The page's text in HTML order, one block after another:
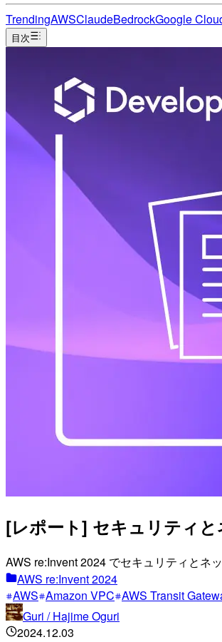
TrendingAWSClaudeBedrockGoogle
目次
[レポート] セキュリティ
AWS re:Invent 2024 でセキュリティとネ
AWS re:Invent 2024
AWS Amazon VPC AWS Transit
Guri / Hajime Oguri
2024.12.03